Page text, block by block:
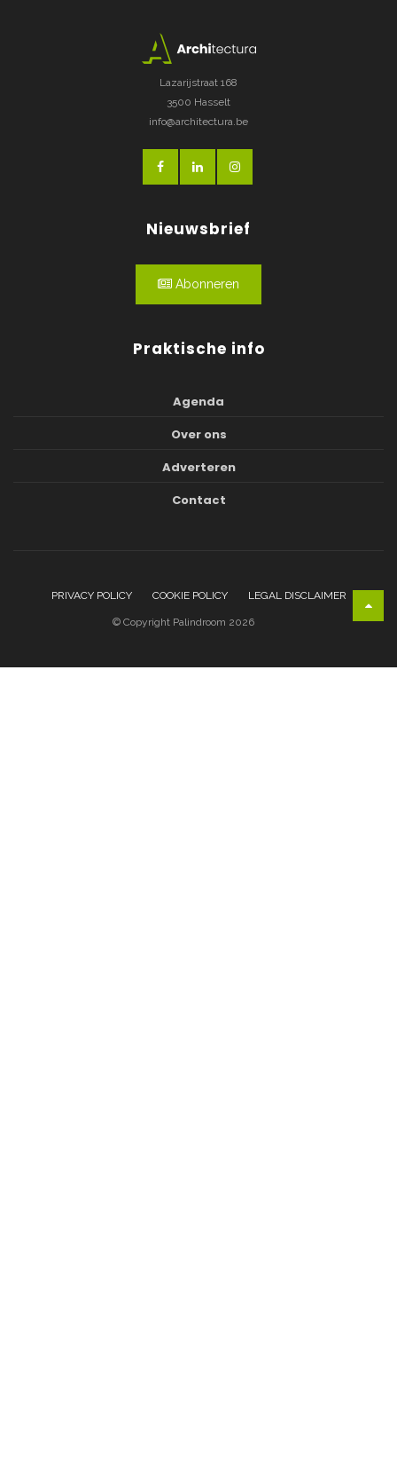
Lazarijstraat 168
3500 Hasselt
info@architectura.be
Nieuwsbrief
Abonneren
Praktische info
Agenda
Over ons
Adverteren
Contact
PRIVACY POLICY COOKIE POLICY LEGAL DISCLAIMER
© Copyright Palindroom 2026